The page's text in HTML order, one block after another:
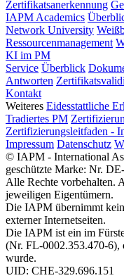
Zertifikatsanerkennung
IAPM Academics
Network University
Ressourcenmanagement
KI im PM
Service Überblick
Antworten
Kontakt
Weiteres Eidesstattliche
Tradiertes PM
Zertifizierungsleitfaden -
Impressum Datenschutz
© IAPM - International
geschützte Marke: Nr.
Alle Rechte vorbehalten.
jeweiligen Eigentümern.
Die IAPM übernimmt
externer Internetseiten.
Die IAPM ist ein im
(Nr. FL-0002.353.470-6),
wurde.
UID: CHE-329.696.151